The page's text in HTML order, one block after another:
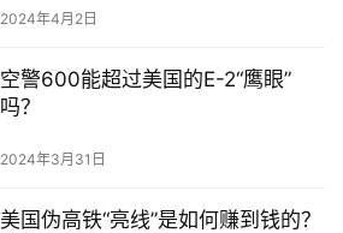
2024年4月2日
空警600能超过美国的E-2“鹰眼”
吗？
2024年3月31日
美国伪高铁“亮线”是如何赚到钱的？